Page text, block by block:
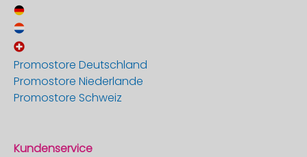
Promostore Deutschland
Promostore Niederlande
Promostore Schweiz
Kundenservice